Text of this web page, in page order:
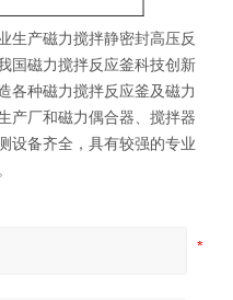
生产磁力搅拌静密封高压反
国磁力搅拌反应釜科技创新
各种磁力搅拌反应釜及磁力
产厂和磁力偶合器、搅拌器
设备齐全，具有较强的专业